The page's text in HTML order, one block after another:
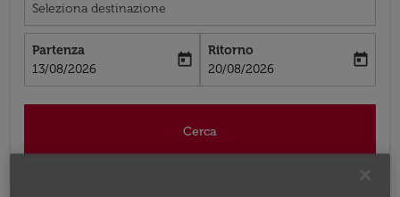
Seleziona destinazione
Partenza
fc-booking-departure-date-aria-label
13/08/2026
today
Ritorno
fc-booking-return-date-aria-label
20/08/2026
today
Cerca